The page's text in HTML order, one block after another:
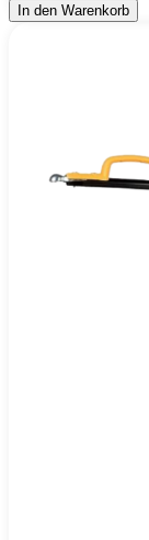
In den Warenkorb